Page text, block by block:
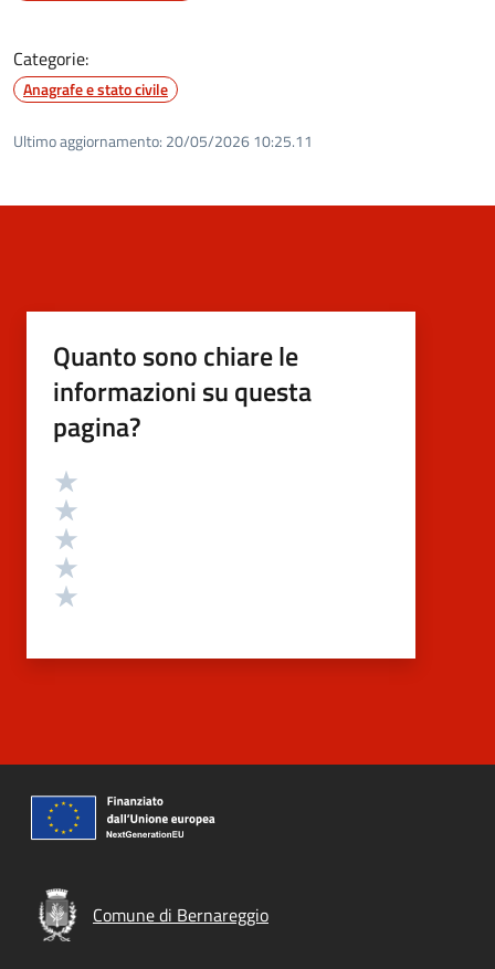
Categorie:
Anagrafe e stato civile
Ultimo aggiornamento: 20/05/2026 10:25.11
Quanto sono chiare le
informazioni su questa
pagina?
Valutazione
Comune di Bernareggio